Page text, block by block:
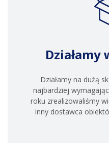
Działamy
Działamy na dużą
najbardziej
roku zrealizowaliśmy
inny dostawca